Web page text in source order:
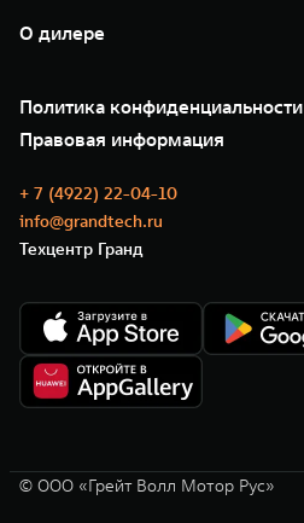
Корпоративным клиентам
Зарядные станции
Помощь на дороге
Новые цифровые сервисы TANK
Сервис
Нулевое ТО
Моторные масла
О дилере
35 лет GWM
GWM ТЕХ ДЕНЬ
Новости
Политика конфиденциальности
Правовая информация
+ 7 (4922) 22-04-10
info@grandtech.ru
Техцентр Гранд
© ООО «Грейт Волл Мотор Рус»